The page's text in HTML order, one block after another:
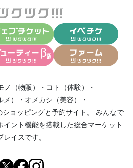
ノ（物販） ・ コト（体験）
・
）
・ オメカシ（美容）
・
ショッピングと予約サイト。
みんなで
イント機能を搭載した総合マーケット
レイスです。